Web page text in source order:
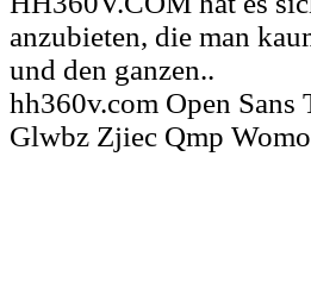
anzubieten, die man
und den ganzen..
hh360v.com Open
Glwbz Zjiec Qmp